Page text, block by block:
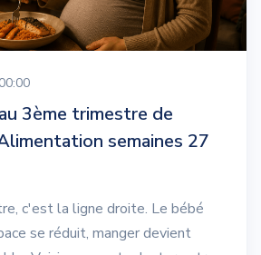
3ème trimestre de
semaines 27
c'est la ligne droite. Le bébé
se réduit, manger devient